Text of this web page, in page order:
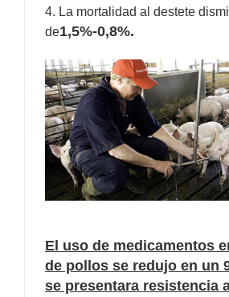
4. La mortalidad al destete
de1,5%-0,8%.
El uso de medicamentos
de pollos se redujo en un
se presentara resistencia